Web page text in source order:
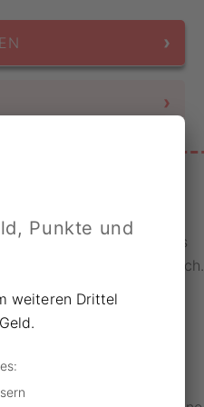
›
›
nach dem Wert ihres
Richtwert sehr hilfreich.
der 1957 einen
Punkte und
weiteren Drittel